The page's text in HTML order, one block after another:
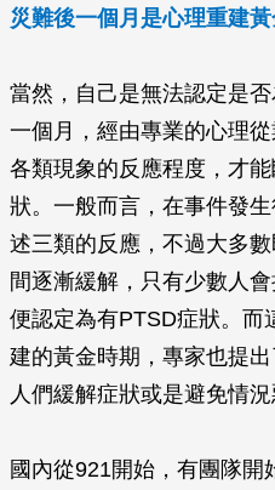
災難後一個月是心理重建黃
當然，自己是無法認定是
一個月，經由專業的心理
各類現象的反應程度，才
狀。一般而言，在事件發
述三類的反應，不過大多
間逐漸緩解，只有少數人
便認定為有PTSD症狀。而
建的黃金時期，專家也提
人們緩解症狀或是避免情況
國內從921開始，有團隊